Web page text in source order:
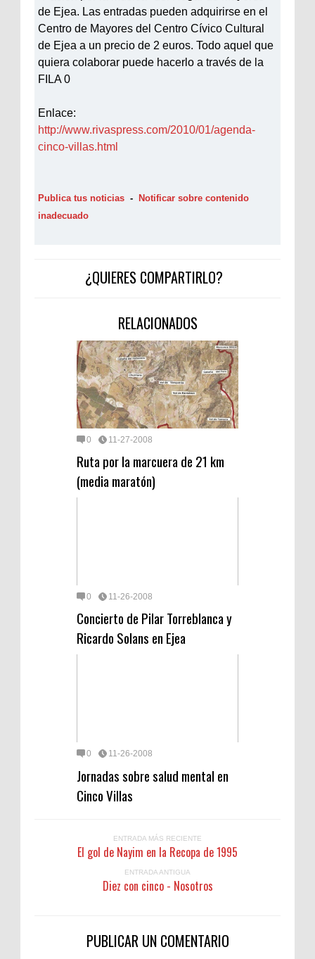
de Ejea. Las entradas pueden adquirirse en el
Centro de Mayores del Centro Cívico Cultural
de Ejea a un precio de 2 euros. Todo aquel que
quiera colaborar puede hacerlo a través de la
FILA 0
Enlace:
http://www.rivaspress.com/2010/01/agenda-
cinco-villas.html
Publica tus noticias - Notificar sobre contenido
inadecuado
¿QUIERES COMPARTIRLO?
RELACIONADOS
0 11-27-2008
Ruta por la marcuera de 21 km
(media maratón)
0 11-26-2008
Concierto de Pilar Torreblanca y
Ricardo Solans en Ejea
0 11-26-2008
Jornadas sobre salud mental en
Cinco Villas
ENTRADA MÁS RECIENTE
El gol de Nayim en la Recopa de 1995
ENTRADA ANTIGUA
Diez con cinco - Nosotros
PUBLICAR UN COMENTARIO